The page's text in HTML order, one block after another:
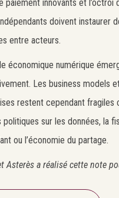
paiement innovants et l’octroi
doivent instaurer
entre acteurs.
économique numérique
Les business models
restent cependant fragiles
politiques sur les données, la
ou l’économie du partage.
Asterès a réalisé cette note